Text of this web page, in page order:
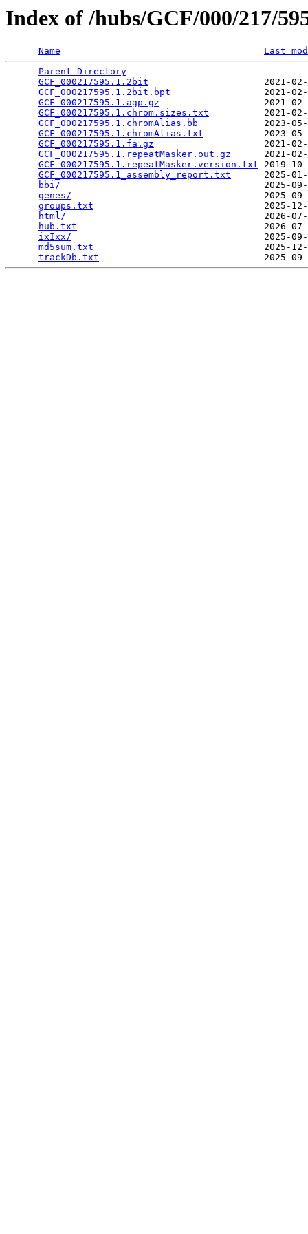
Index of /hubs/GCF/000/217/
Name
Last
Parent Directory
GCF_000217595.1.2bit
2021-
GCF_000217595.1.2bit.bpt
2021-
GCF_000217595.1.agp.gz
2021-
GCF_000217595.1.chrom.sizes.txt
2021-
GCF_000217595.1.chromAlias.bb
2023-
GCF_000217595.1.chromAlias.txt
2023-
GCF_000217595.1.fa.gz
2021-
GCF_000217595.1.repeatMasker.out.gz
2021-
GCF_000217595.1.repeatMasker.version.txt 2019-
GCF_000217595.1_assembly_report.txt
2025-
bbi/
2025-
genes/
2025-
groups.txt
2025-
html/
2026-
hub.txt
2026-
ixIxx/
2025-
md5sum.txt
2025-
trackDb.txt